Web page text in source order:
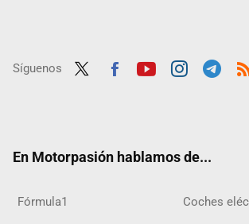
Síguenos
En Motorpasión hablamos de...
Fórmula1 Coches